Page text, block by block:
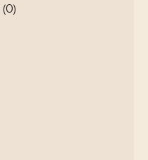
(0)